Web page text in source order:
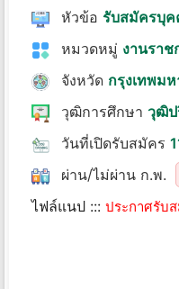
หัวข้อ รับสมัครบุค
หมวดหมู่ งานราช
จังหวัด กรุงเทพม
วุฒิการศึกษา วุฒิ
วันที่เปิดรับสมัคร
ผ่าน/ไม่ผ่าน ก.พ.
ไฟล์แนป ::: ประกาศรับ